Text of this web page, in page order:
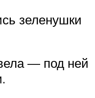
зеленушки
— под ней